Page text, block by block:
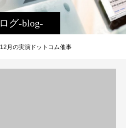
グ-blog-
12月の実演ドットコム催事